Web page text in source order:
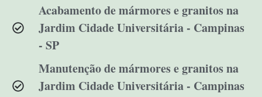
Acabamento de mármores e granitos na
Jardim Cidade Universitária - Campinas
- SP
Manutenção de mármores e granitos na
Jardim Cidade Universitária - Campinas